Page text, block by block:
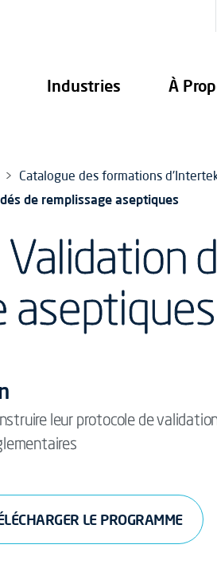
Industries À
Catalogue des formations
de remplissage aseptiques
aseptiques
leur protocole de
LE PROGRAMME